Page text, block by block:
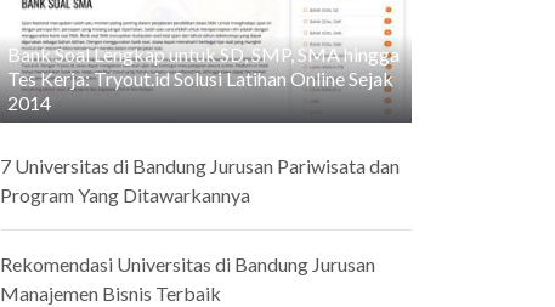
Bank Soal Lengkap untuk SD, SMP, SMA hingga
Tes Kerja: Tryout.id Solusi Latihan Online Sejak
2014
7 Universitas di Bandung Jurusan Pariwisata dan
Program Yang Ditawarkannya
Rekomendasi Universitas di Bandung Jurusan
Manajemen Bisnis Terbaik